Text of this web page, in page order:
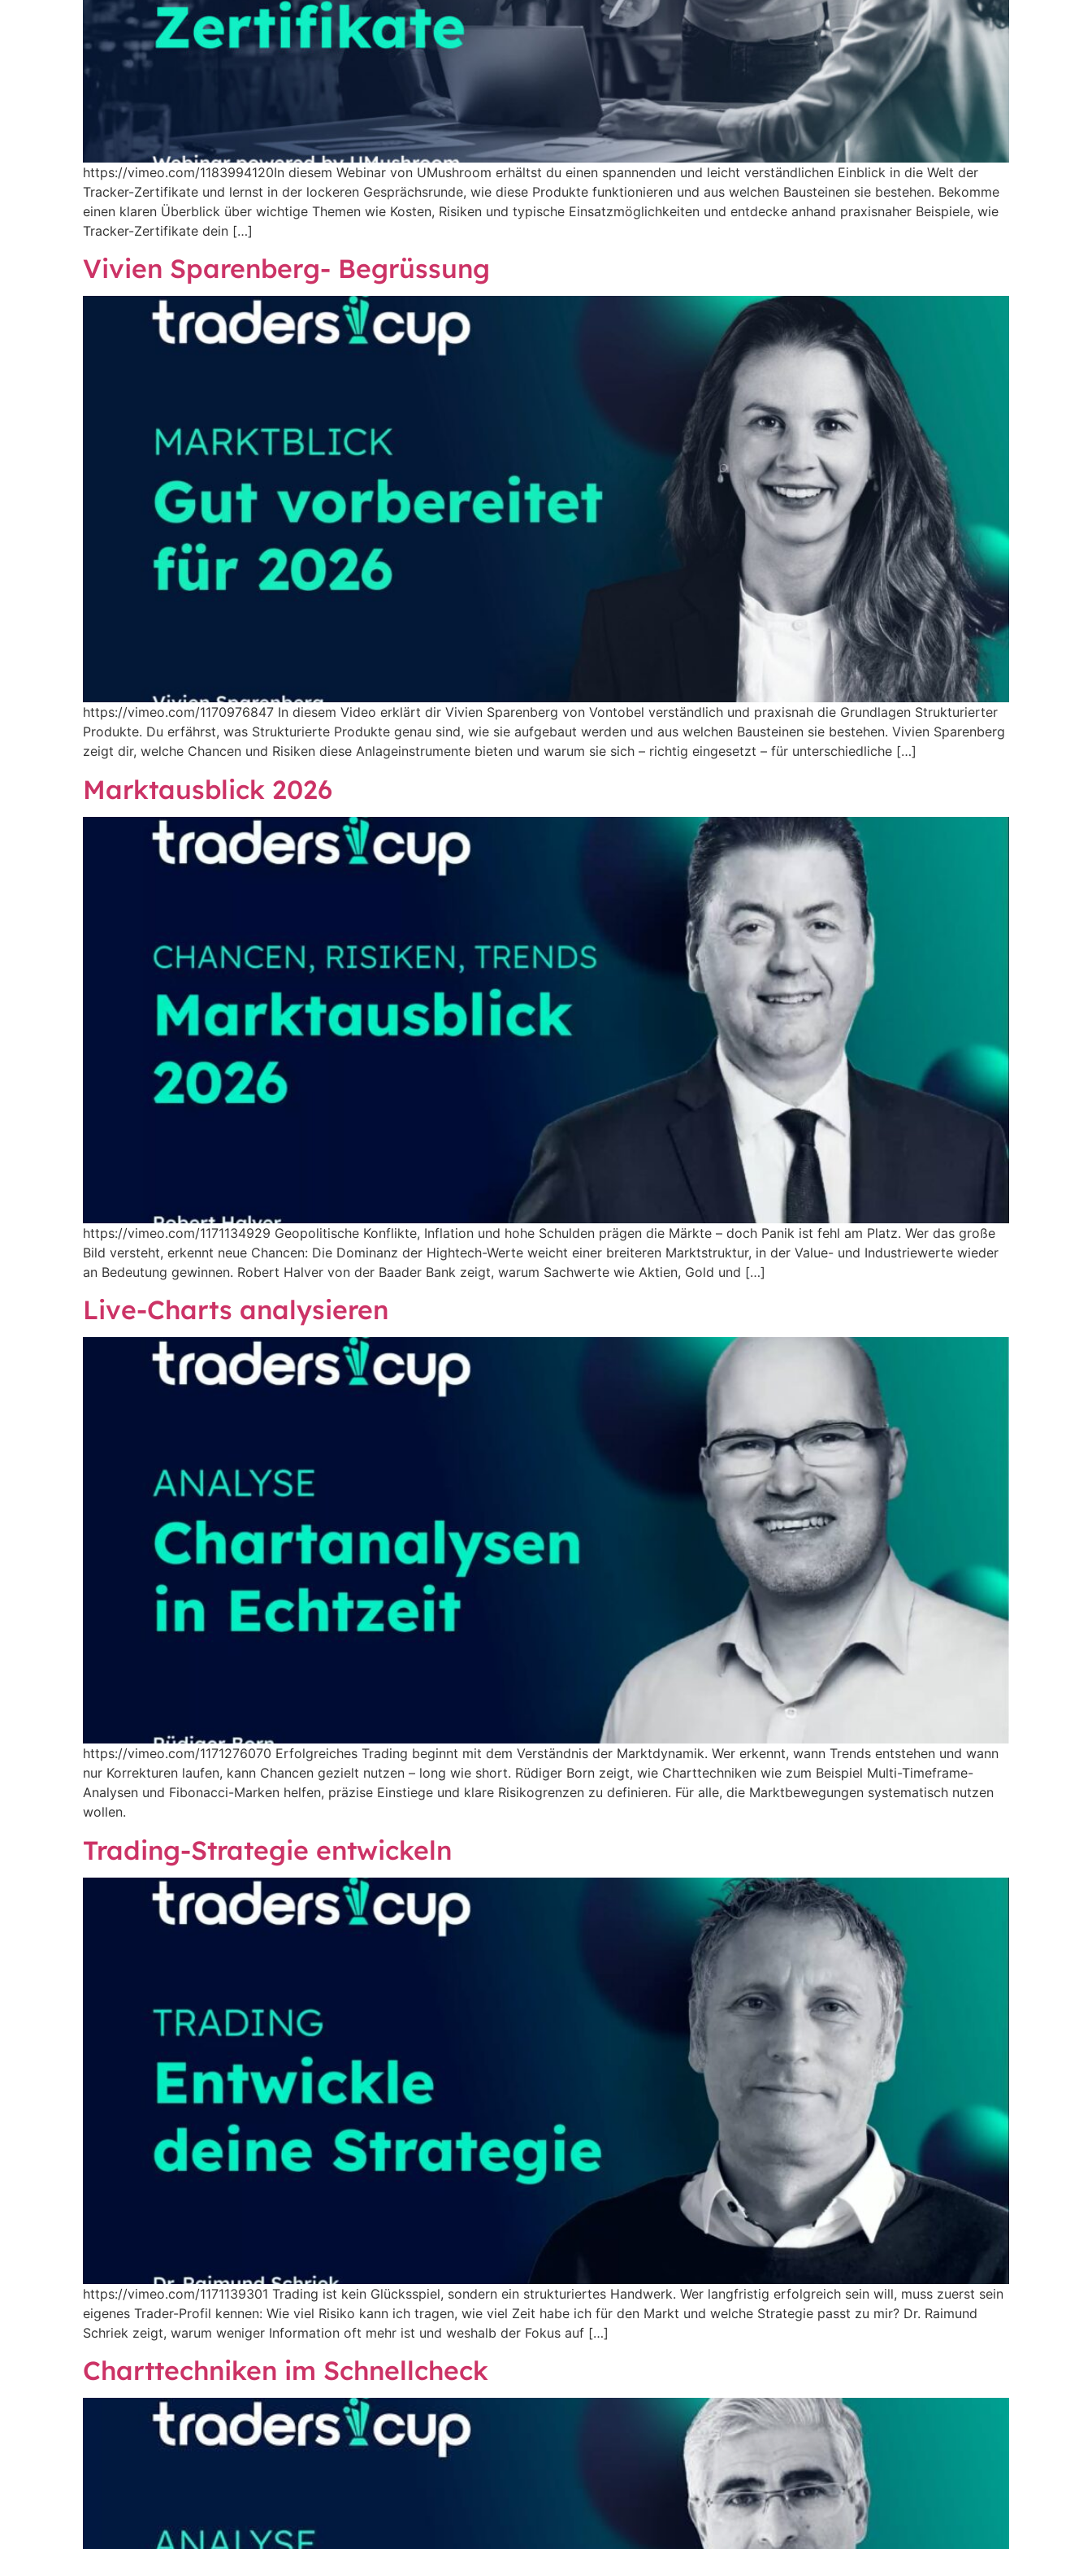
https://vimeo.com/1183994120In diesem Webinar von UMushroom erhältst du einen spannenden und leicht verständlichen Einblick in die Welt der
Tracker-Zertifikate und lernst in der lockeren Gesprächsrunde, wie diese Produkte funktionieren und aus welchen Bausteinen sie bestehen. Bekomme
einen klaren Überblick über wichtige Themen wie Kosten, Risiken und typische Einsatzmöglichkeiten und entdecke anhand praxisnaher Beispiele, wie
Tracker-Zertifikate dein […]
Vivien Sparenberg- Begrüssung
https://vimeo.com/1170976847 In diesem Video erklärt dir Vivien Sparenberg von Vontobel verständlich und praxisnah die Grundlagen Strukturierter
Produkte. Du erfährst, was Strukturierte Produkte genau sind, wie sie aufgebaut werden und aus welchen Bausteinen sie bestehen. Vivien Sparenberg
zeigt dir, welche Chancen und Risiken diese Anlageinstrumente bieten und warum sie sich – richtig eingesetzt – für unterschiedliche […]
Marktausblick 2026
https://vimeo.com/1171134929 Geopolitische Konflikte, Inflation und hohe Schulden prägen die Märkte – doch Panik ist fehl am Platz. Wer das große
Bild versteht, erkennt neue Chancen: Die Dominanz der Hightech-Werte weicht einer breiteren Marktstruktur, in der Value- und Industriewerte wieder
an Bedeutung gewinnen. Robert Halver von der Baader Bank zeigt, warum Sachwerte wie Aktien, Gold und […]
Live-Charts analysieren
https://vimeo.com/1171276070 Erfolgreiches Trading beginnt mit dem Verständnis der Marktdynamik. Wer erkennt, wann Trends entstehen und wann
nur Korrekturen laufen, kann Chancen gezielt nutzen – long wie short. Rüdiger Born zeigt, wie Charttechniken wie zum Beispiel Multi-Timeframe-
Analysen und Fibonacci-Marken helfen, präzise Einstiege und klare Risikogrenzen zu definieren. Für alle, die Marktbewegungen systematisch nutzen
wollen.
Trading-Strategie entwickeln
https://vimeo.com/1171139301 Trading ist kein Glücksspiel, sondern ein strukturiertes Handwerk. Wer langfristig erfolgreich sein will, muss zuerst sein
eigenes Trader-Profil kennen: Wie viel Risiko kann ich tragen, wie viel Zeit habe ich für den Markt und welche Strategie passt zu mir? Dr. Raimund
Schriek zeigt, warum weniger Information oft mehr ist und weshalb der Fokus auf […]
Charttechniken im Schnellcheck